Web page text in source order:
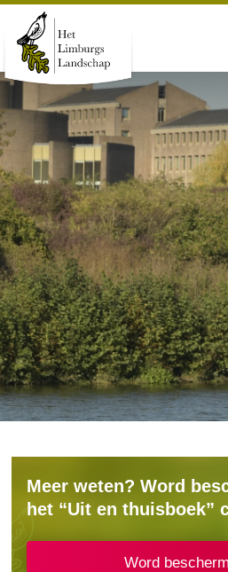
Zoek
Meer weten? Word
het “Uit en thuisboek”
Word